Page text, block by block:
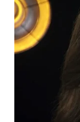
WN
DAIRI
WN